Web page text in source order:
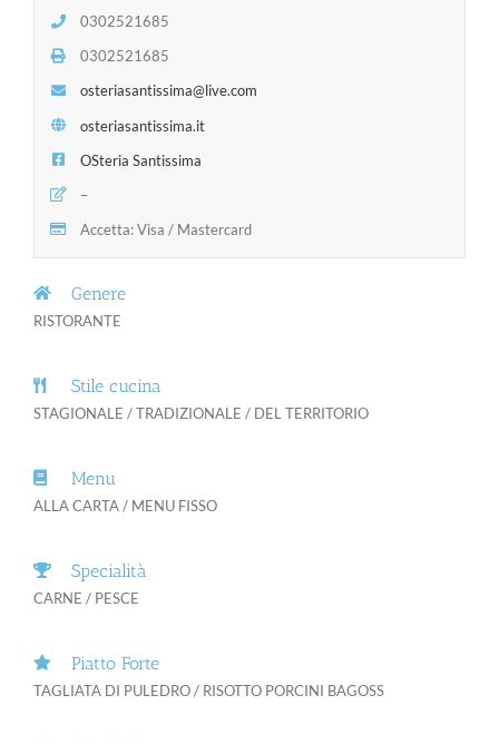
0302521685
0302521685
osteriasantissima@live.com
osteriasantissima.it
OSteria Santissima
–
Accetta: Visa / Mastercard
Genere
RISTORANTE
Stile cucina
STAGIONALE / TRADIZIONALE / DEL TERRITORIO
Menu
ALLA CARTA / MENU FISSO
Specialità
CARNE / PESCE
Piatto Forte
TAGLIATA DI PULEDRO / RISOTTO PORCINI BAGOSS